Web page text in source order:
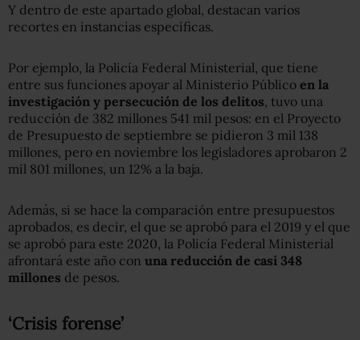
Y dentro de este apartado global, destacan varios
recortes en instancias específicas.
Por ejemplo, la Policía Federal Ministerial, que tiene
entre sus funciones apoyar al Ministerio Público en la
investigación y persecución de los delitos , tuvo una
reducción de 382 millones 541 mil pesos: en el Proyecto
de Presupuesto de septiembre se pidieron 3 mil 138
millones, pero en noviembre los legisladores aprobaron 2
mil 801 millones, un 12% a la baja.
Además, si se hace la comparación entre presupuestos
aprobados, es decir, el que se aprobó para el 2019 y el que
se aprobó para este 2020, la Policía Federal Ministerial
afrontará este año con una reducción de casi 348
millones de pesos.
‘Crisis forense’